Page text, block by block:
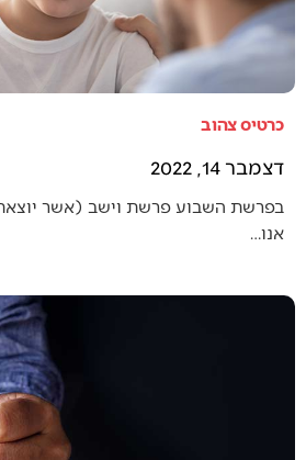
כרטיס צהוב
דצמבר 14, 2022
בפרשת השבוע פרשת וישב (אשר
אנו…